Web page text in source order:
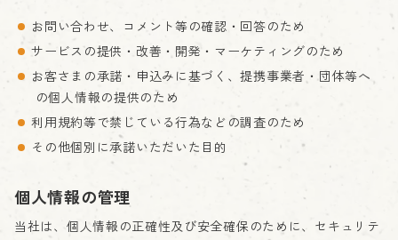
お問い合わせ、コメント等の確認・回答のため
サービスの提供・改善・開発・マーケティングのため
お客さまの承諾・申込みに基づく、提携事業者・団体等へ
の個人情報の提供のため
利用規約等で禁じている行為などの調査のため
その他個別に承諾いただいた目的
個人情報の管理
当社は、個人情報の正確性及び安全確保のために、セキュリテ